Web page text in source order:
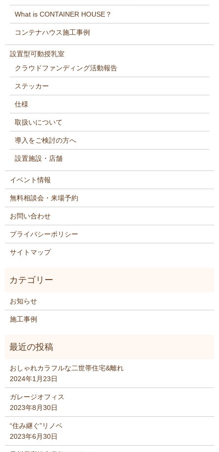
What is CONTAINER HOUSE？
コンテナハウス施工事例
設置型可動授乳室
クラウドファンディング活動報告
ステッカー
仕様
取扱いについて
導入をご検討の方へ
設置施設・店舗
イベント情報
無料相談会・来場予約
お問い合わせ
プライバシーポリシー
サイトマップ
お知らせ
施工事例
おしゃれカラフルな二世帯住宅&離れ
2024年1月23日
ガレージオフィス
2023年8月30日
“住み継ぐ”リノベ
2023年6月30日